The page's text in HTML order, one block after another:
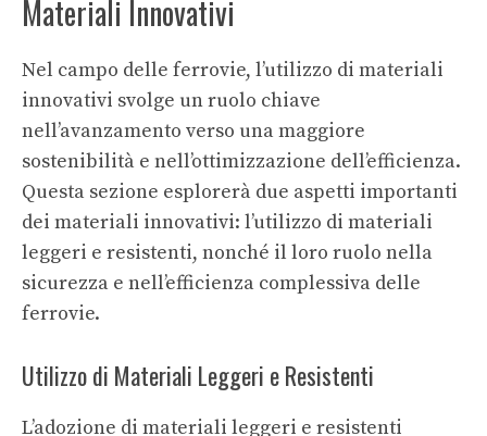
Materiali Innovativi
Nel campo delle ferrovie, l’utilizzo di materiali
innovativi svolge un ruolo chiave
nell’avanzamento verso una maggiore
sostenibilità e nell’ottimizzazione dell’efficienza.
Questa sezione esplorerà due aspetti importanti
dei materiali innovativi: l’utilizzo di materiali
leggeri e resistenti, nonché il loro ruolo nella
sicurezza e nell’efficienza complessiva delle
ferrovie.
Utilizzo di Materiali Leggeri e Resistenti
L’adozione di materiali leggeri e resistenti